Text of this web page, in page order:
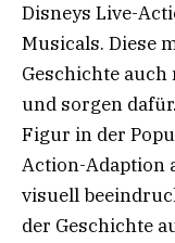
Disneys Live-
Musicals. Diese
Geschichte
und sorgen
Figur in der
Action-Adaption
visuell
der Geschichte